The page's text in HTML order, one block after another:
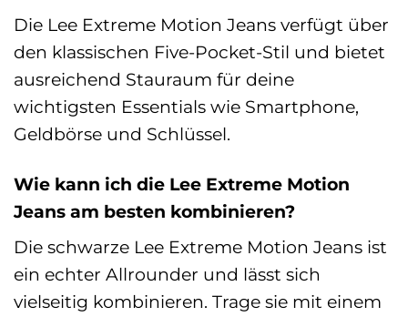
Die Lee Extreme Motion Jeans verfügt über
den klassischen Five-Pocket-Stil und bietet
ausreichend Stauraum für deine
wichtigsten Essentials wie Smartphone,
Geldbörse und Schlüssel.
Wie kann ich die Lee Extreme Motion
Jeans am besten kombinieren?
Die schwarze Lee Extreme Motion Jeans ist
ein echter Allrounder und lässt sich
vielseitig kombinieren. Trage sie mit einem